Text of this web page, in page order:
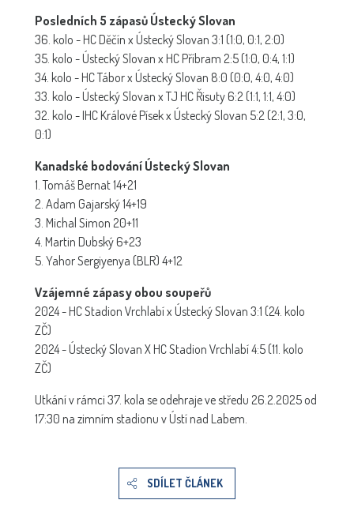
Posledních 5 zápasů Ústecký Slovan
36. kolo - HC Děčín x Ústecký Slovan 3:1 (1:0, 0:1, 2:0)
35. kolo - Ústecký Slovan x HC Příbram 2:5 (1:0, 0:4, 1:1)
34. kolo - HC Tábor x Ústecký Slovan 8:0 (0:0, 4:0, 4:0)
33. kolo - Ústecký Slovan x TJ HC Řisuty 6:2 (1:1, 1:1, 4:0)
32. kolo - IHC Králové Písek x Ústecký Slovan 5:2 (2:1, 3:0,
0:1)
Kanadské bodování Ústecký Slovan
1. Tomáš Bernat 14+21
2. Adam Gajarský 14+19
3. Michal Simon 20+11
4. Martin Dubský 6+23
5. Yahor Sergiyenya (BLR) 4+12
Vzájemné zápasy obou soupeřů
2024 - HC Stadion Vrchlabí x Ústecký Slovan 3:1 (24. kolo
ZČ)
2024 - Ústecký Slovan X HC Stadion Vrchlabí 4:5 (11. kolo
ZČ)
Utkání v rámci 37. kola se odehraje ve středu 26.2.2025 od
17:30 na zimním stadionu v Ústí nad Labem.
SDÍLET ČLÁNEK